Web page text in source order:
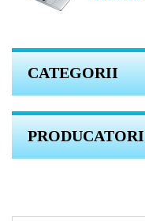
CATEGORII
PRODUCATORI